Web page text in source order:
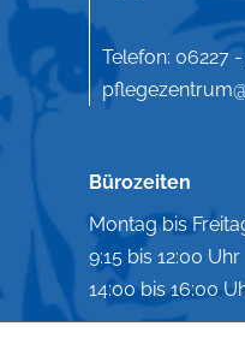
Telefon: 06227
Bürozeiten
Montag bis
9:15 bis 12:00 Uhr
14:00 bis 16:00